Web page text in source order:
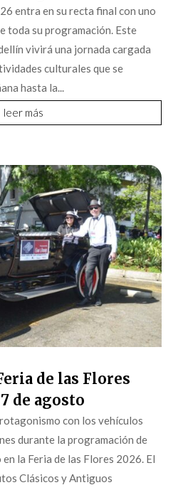
entra en su recta final con uno
toda su programación. Este
vivirá una jornada cargada
culturales que se
hasta la...
leer más
de las Flores
de agosto
con los vehículos
durante la programación de
la Feria de las Flores 2026. El
Clásicos y Antiguos